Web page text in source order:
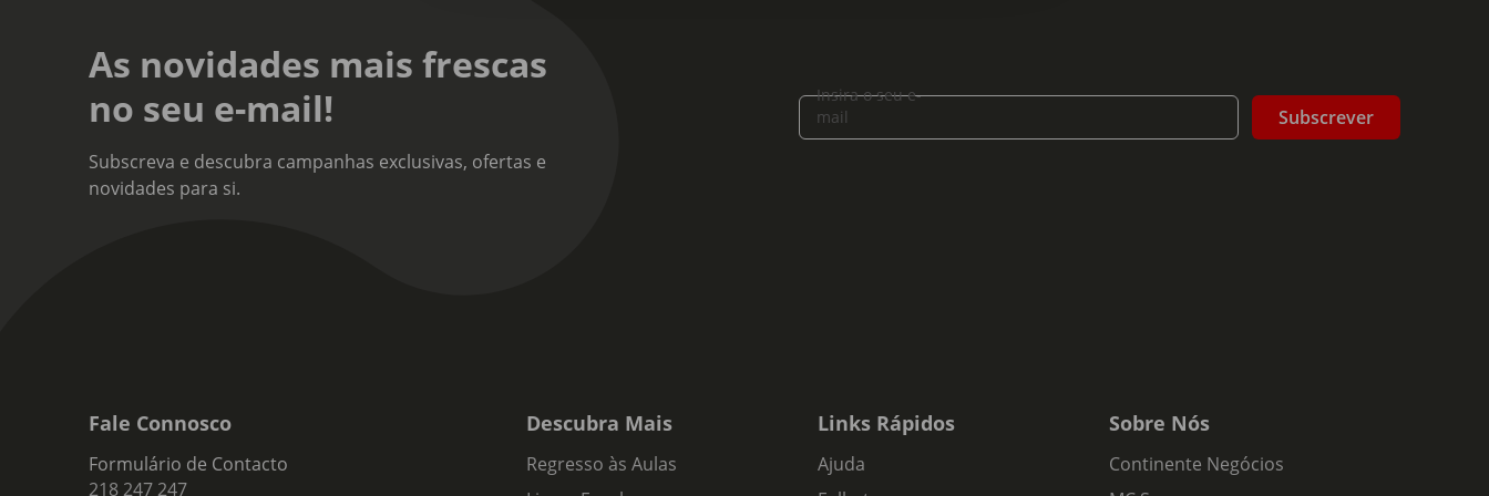
As novidades mais frescas
no seu e-mail!
Subscreva e descubra campanhas exclusivas, ofertas e
novidades para si.
Insira o seu e-
mail
Subscrever
Fale Connosco
Formulário de Contacto
218 247 247
Descubra Mais
Regresso às Aulas
Links Rápidos
Ajuda
Sobre Nós
Continente Negócios